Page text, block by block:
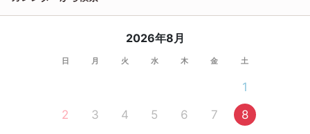
2026年8月
日 月 火 水 木 金 土
1
2
3 4 5 6 7
8